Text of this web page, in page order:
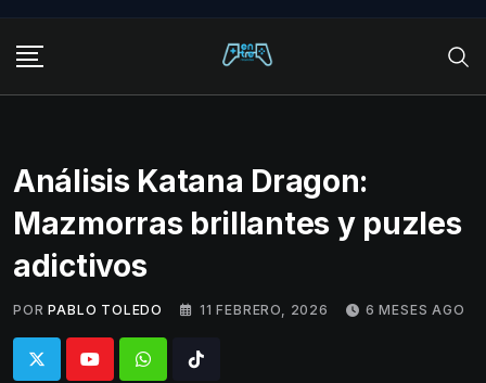
content
Análisis Katana Dragon:
Mazmorras brillantes y puzles
adictivos
POR PABLO TOLEDO 11 FEBRERO, 2026 6 MESES AGO
WhatsappTiktok